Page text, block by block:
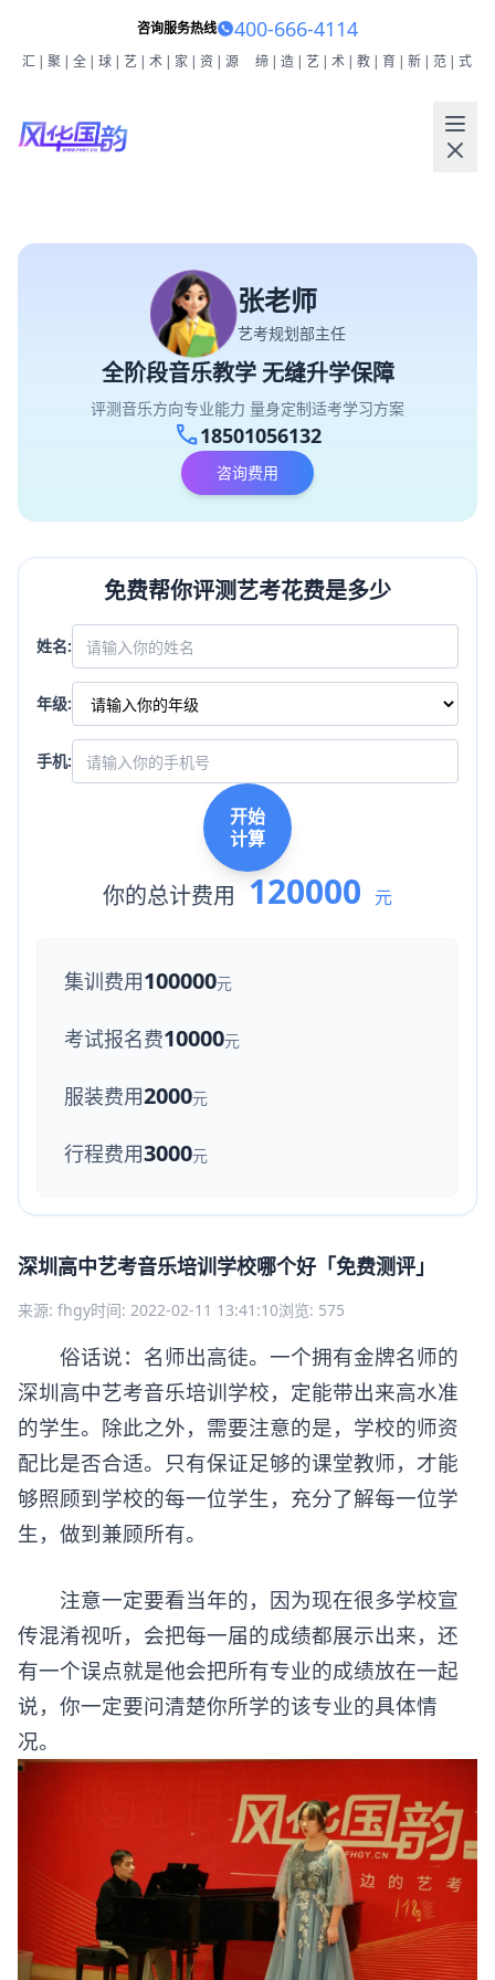
咨询服务热线 400-666-4114
汇|聚|全|球|艺|术|家|资|源 缔|造|艺|术|教|育|新|范|式
张老师
艺考规划部主任
全阶段音乐教学 无缝升学保障
评测音乐方向专业能力 量身定制适考学习方案
call18501056132
咨询费用
免费帮你评测艺考花费是多少
姓名:
年级:
手机:
开始
计算
你的总计费用 120000 元
集训费用100000元
考试报名费10000元
服装费用2000元
行程费用3000元
深圳高中艺考音乐培训学校哪个好「免费测评」
来源: fhgy时间: 2022-02-11 13:41:10浏览: 575
俗话说：名师出高徒。一个拥有金牌名师的
深圳高中艺考音乐培训学校，定能带出来高水准
的学生。除此之外，需要注意的是，学校的师资
配比是否合适。只有保证足够的课堂教师，才能
够照顾到学校的每一位学生，充分了解每一位学
生，做到兼顾所有。
注意一定要看当年的，因为现在很多学校宣
传混淆视听，会把每一届的成绩都展示出来，还
有一个误点就是他会把所有专业的成绩放在一起
说，你一定要问清楚你所学的该专业的具体情
况。